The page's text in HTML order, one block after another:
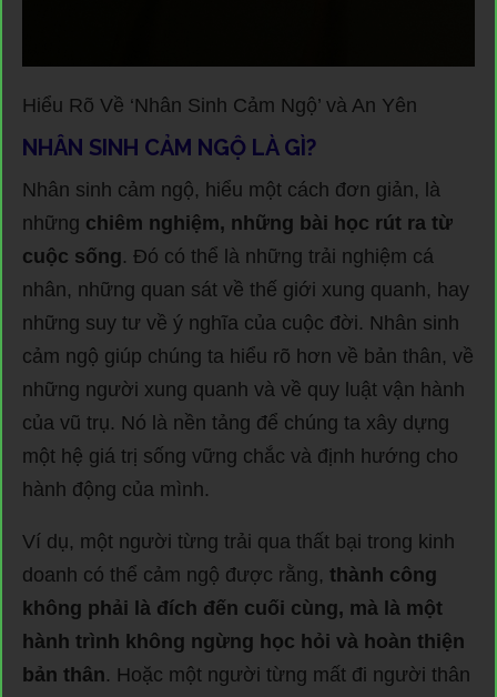
Hiểu Rõ Về ‘Nhân Sinh Cảm Ngộ’ và An Yên
NHÂN SINH CẢM NGỘ LÀ GÌ?
Nhân sinh cảm ngộ, hiểu một cách đơn giản, là
những chiêm nghiệm, những bài học rút ra từ
cuộc sống. Đó có thể là những trải nghiệm cá
nhân, những quan sát về thế giới xung quanh, hay
những suy tư về ý nghĩa của cuộc đời. Nhân sinh
cảm ngộ giúp chúng ta hiểu rõ hơn về bản thân, về
những người xung quanh và về quy luật vận hành
của vũ trụ. Nó là nền tảng để chúng ta xây dựng
một hệ giá trị sống vững chắc và định hướng cho
hành động của mình.
Ví dụ, một người từng trải qua thất bại trong kinh
doanh có thể cảm ngộ được rằng, thành công
không phải là đích đến cuối cùng, mà là một
hành trình không ngừng học hỏi và hoàn thiện
bản thân. Hoặc một người từng mất đi người thân